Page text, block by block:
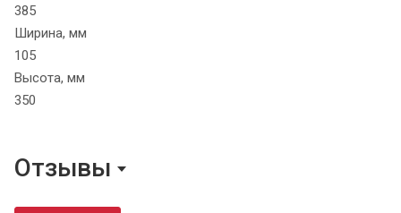
385
Ширина, мм
105
Высота, мм
350
Отзывы